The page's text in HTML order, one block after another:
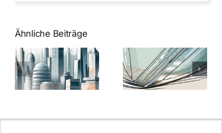
Ähnliche Beiträge
5 Gründe,
warum
Nanoversiegelung
auf Glas
7
Expertentipps
für maximale